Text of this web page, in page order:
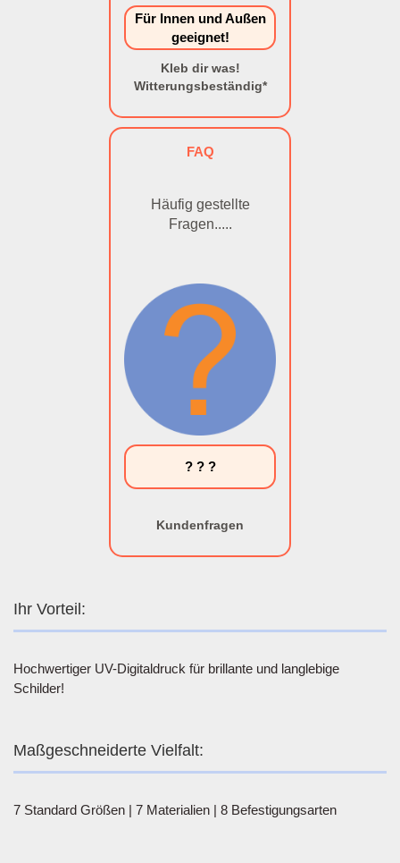
Für Innen und Außen
geeignet!
Kleb dir was!
Witterungsbeständig*
FAQ
Häufig gestellte
Fragen.....
? ? ?
Kundenfragen
Ihr Vorteil:
Hochwertiger UV-Digitaldruck für brillante und langlebige
Schilder!
Maßgeschneiderte Vielfalt:
7 Standard Größen | 7 Materialien | 8 Befestigungsarten